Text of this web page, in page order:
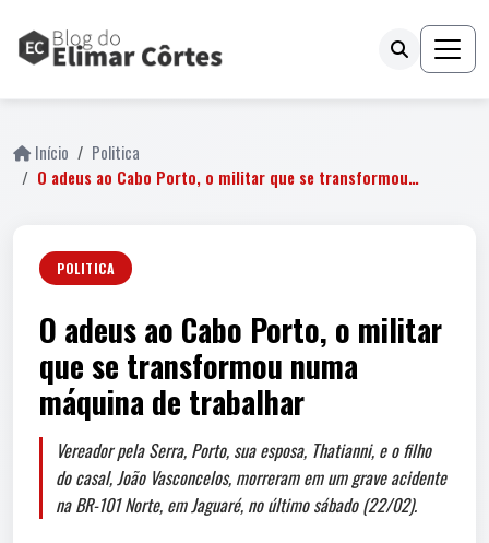
Início
Politica
O adeus ao Cabo Porto, o militar que se transformou…
POLITICA
O adeus ao Cabo Porto, o militar
que se transformou numa
máquina de trabalhar
Vereador pela Serra, Porto, sua esposa, Thatianni, e o filho
do casal, João Vasconcelos, morreram em um grave acidente
na BR-101 Norte, em Jaguaré, no último sábado (22/02).